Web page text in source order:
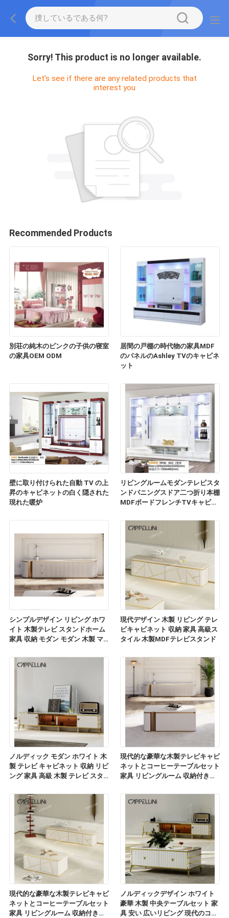
Sorry! This product is no longer available.
Let's see if there are any related products that
interest you
Recommended Products
別荘の純木のピンクの子供の寝室
の家具OEM ODM
居間の戸棚の時代物の家具MDF
のパネルのAshley TVのキャビネ
ット
壁に取り付けられた自動 TV の上
昇のキャビネットの白く隠された
現れた暖炉
リビングルームモダンテレビスタ
ンドバニングスドア二つ折り本棚
MDFボードフレンチTVキャビネ
シンプルデザイン リビング ホワ
イト 木製テレビ スタンドホーム
家具 収納 モダン モダン 木製 マ
ャビネット
現代デザイン 木製 リビング テレ
ビキャビネット 収納 家具 高級ス
タイル 木製MDFテレビスタンド
ノルディック モダン ホワイト 木
製 テレビ キャビネット 収納 リビ
ング 家具 高級 木製 テレビ スタ
現代的な豪華な木製テレビキャビ
ネットとコーヒーテーブルセット
家具 リビングルーム 収納付きの
現代的な豪華な木製テレビキャビ
ネットとコーヒーテーブルセット
家具 リビングルーム 収納付きの
ノルディックデザイン ホワイト
豪華 木製 中央テーブルセット 家
具 安い 広いリビング 現代のコー